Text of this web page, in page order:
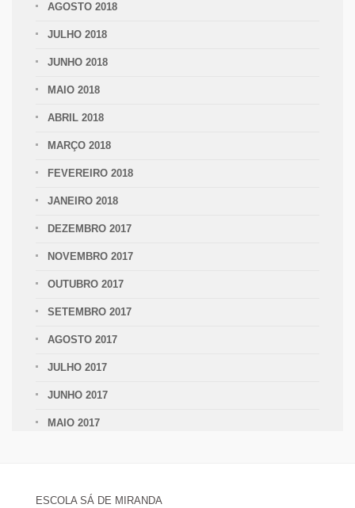
AGOSTO 2018
JULHO 2018
JUNHO 2018
MAIO 2018
ABRIL 2018
MARÇO 2018
FEVEREIRO 2018
JANEIRO 2018
DEZEMBRO 2017
NOVEMBRO 2017
OUTUBRO 2017
SETEMBRO 2017
AGOSTO 2017
JULHO 2017
JUNHO 2017
MAIO 2017
ESCOLA SÁ DE MIRANDA